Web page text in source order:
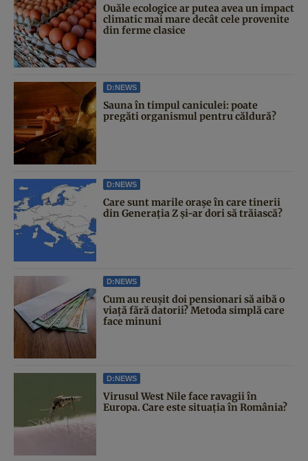
Ouăle ecologice ar putea avea un impact
climatic mai mare decât cele provenite
din ferme clasice
D:NEWS
Sauna în timpul caniculei: poate
pregăti organismul pentru căldură?
D:NEWS
Care sunt marile orașe în care tinerii
din Generația Z și-ar dori să trăiască?
D:NEWS
Cum au reușit doi pensionari să aibă o
viață fără datorii? Metoda simplă care
face minuni
D:NEWS
Virusul West Nile face ravagii în
Europa. Care este situația în România?